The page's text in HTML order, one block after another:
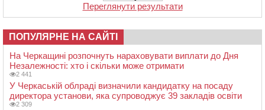
Переглянути результати
ПОПУЛЯРНЕ НА САЙТІ
На Черкащині розпочнуть нараховувати виплати до Дня
Незалежності: хто і скільки може отримати
2 441
У Черкаській облраді визначили кандидатку на посаду
директора установи, яка супроводжує 39 закладів освіти
2 309